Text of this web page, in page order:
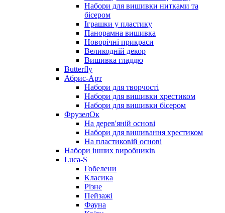
Набори для вишивки нитками та
бісером
Іграшки у пластику
Панорамна вишивка
Новорічні прикраси
Великодній декор
Вишивка гладдю
Butterfly
Абрис-Арт
Набори для творчості
Набори для вишивки хрестиком
Набори для вишивки бісером
ФрузелОк
На дерев'яній основі
Набори для вишивання хрестиком
На пластиковій основі
Набори інших виробників
Luca-S
Гобелени
Класика
Різне
Пейзажі
Фауна